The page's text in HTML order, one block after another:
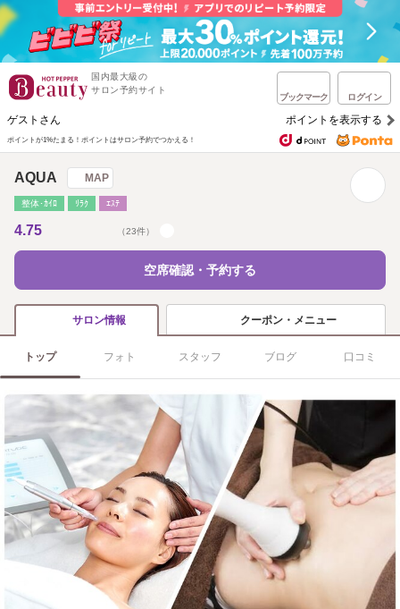
国内最大級の
サロン予約サイト
ブックマーク ログイン
ゲストさん ポイントを表示する
ポイントが1%たまる！ ポイントはサロン予約でつかえる！
AQUA MAP
整体･ｶｲﾛ ﾘﾗｸ ｴｽﾃ
4.75 （23件）
空席確認・予約する
サロン情報 クーポン・メニュー
トップ フォト スタッフ ブログ 口コミ